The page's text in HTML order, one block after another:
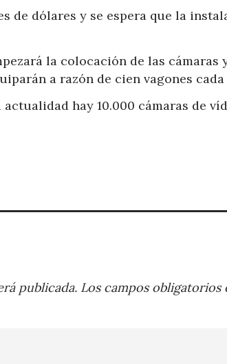
de dólares y se espera que la
la colocación de las cámaras
a razón de cien vagones cada
hay 10.000 cámaras de
publicada. Los campos obligatorios